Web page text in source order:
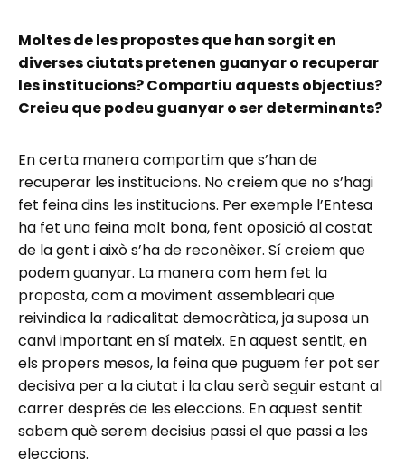
Moltes de les propostes que han sorgit en
diverses ciutats pretenen guanyar o recuperar
les institucions? Compartiu aquests objectius?
Creieu que podeu guanyar o ser determinants?
En certa manera compartim que s’han de
recuperar les institucions. No creiem que no s’hagi
fet feina dins les institucions. Per exemple l’Entesa
ha fet una feina molt bona, fent oposició al costat
de la gent i això s’ha de reconèixer. Sí creiem que
podem guanyar. La manera com hem fet la
proposta, com a moviment assembleari que
reivindica la radicalitat democràtica, ja suposa un
canvi important en sí mateix. En aquest sentit, en
els propers mesos, la feina que puguem fer pot ser
decisiva per a la ciutat i la clau serà seguir estant al
carrer després de les eleccions. En aquest sentit
sabem què serem decisius passi el que passi a les
eleccions.